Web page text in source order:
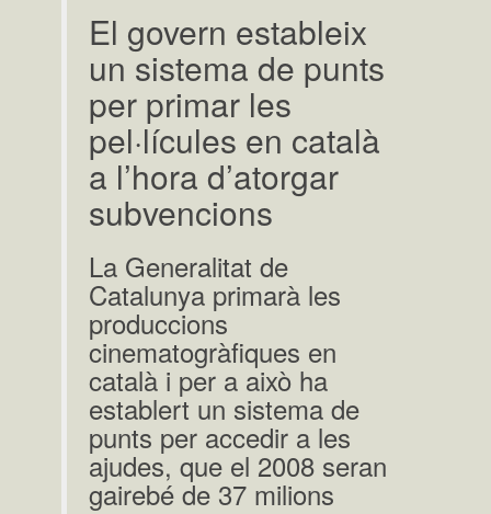
El govern estableix
un sistema de punts
per primar les
pel·lícules en català
a l’hora d’atorgar
subvencions
La Generalitat de
Catalunya primarà les
produccions
cinematogràfiques en
català i per a això ha
establert un sistema de
punts per accedir a les
ajudes, que el 2008 seran
gairebé de 37 milions